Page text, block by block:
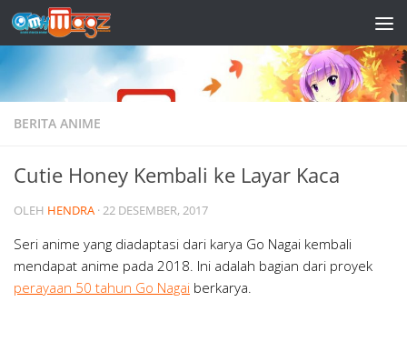
Skip to content
BERITA ANIME
Cutie Honey Kembali ke Layar Kaca
OLEH HENDRA ·22 DESEMBER, 2017
Seri anime yang diadaptasi dari karya Go Nagai kembali
mendapat anime pada 2018. Ini adalah bagian dari proyek
perayaan 50 tahun Go Nagai berkarya.